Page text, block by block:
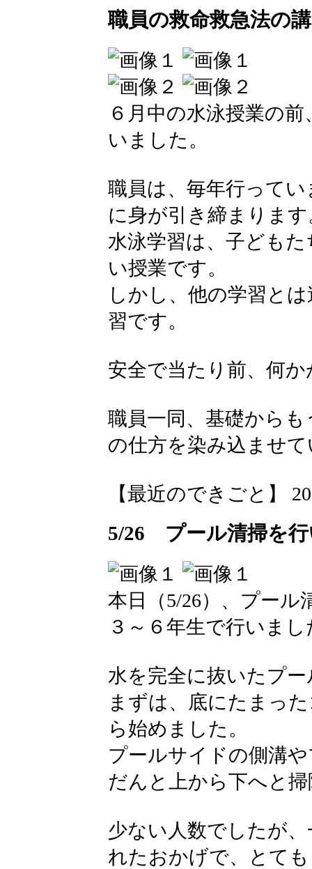
職員の救命救急法の
６月中の水泳授業の
いました。
職員は、毎年行って
に身が引き締まります
水泳学習は、子ども
い授業です。
しかし、他の学習と
習です。
安全で当たり前、何
職員一同、基礎から
の仕方を染み込ませ
【最近のできごと】
5/26 プール清掃を
本日（5/26）、プール
３～６年生で行いまし
水を完全に抜いたプー
まずは、底にたまっ
ら始めました。
プールサイドの側溝
だんと上から下へと
少ない人数でしたが
れたおかげで、とて